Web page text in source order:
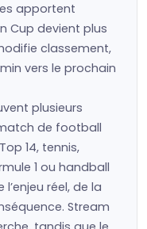
apportent
Cup devient plus
classement,
vers le prochain
plusieurs
de football
14, tennis,
1 ou handball
réel, de la
Stream